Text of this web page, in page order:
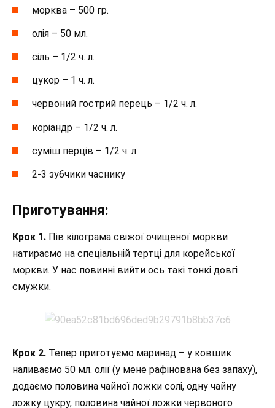
морква – 500 гр.
олія – 50 мл.
сіль – 1/2 ч. л.
цукор – 1 ч. л.
червоний гострий перець – 1/2 ч. л.
коріандр – 1/2 ч. л.
суміш перців – 1/2 ч. л.
2-3 зубчики часнику
Приготування:
Крок 1. Пів кілограма свіжої очищеної моркви
натираємо на спеціальній тертці для корейської
моркви. У нас повинні вийти ось такі тонкі довгі
смужки.
Крок 2. Тепер приготуємо маринад – у ковшик
наливаємо 50 мл. олії (у мене рафінована без запаху),
додаємо половина чайної ложки солі, одну чайну
ложку цукру, половина чайної ложки червоного